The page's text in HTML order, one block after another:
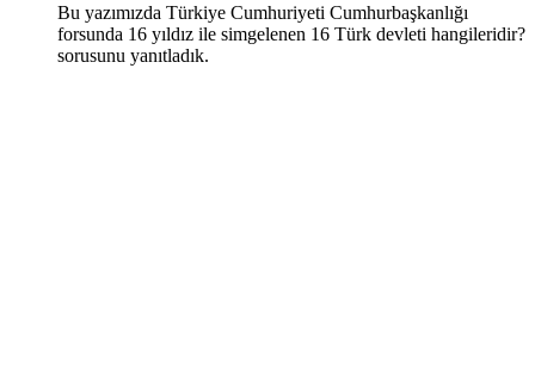
Bu yazımızda Türkiye Cumhuriyeti Cumhurbaşkanlığı
forsunda 16 yıldız ile simgelenen 16 Türk devleti hangileridir?
sorusunu yanıtladık.